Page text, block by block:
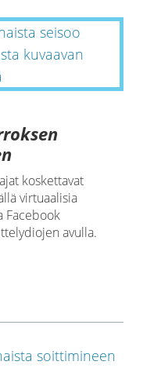
koskettavat
virtuaalisia
Facebook
avulla.